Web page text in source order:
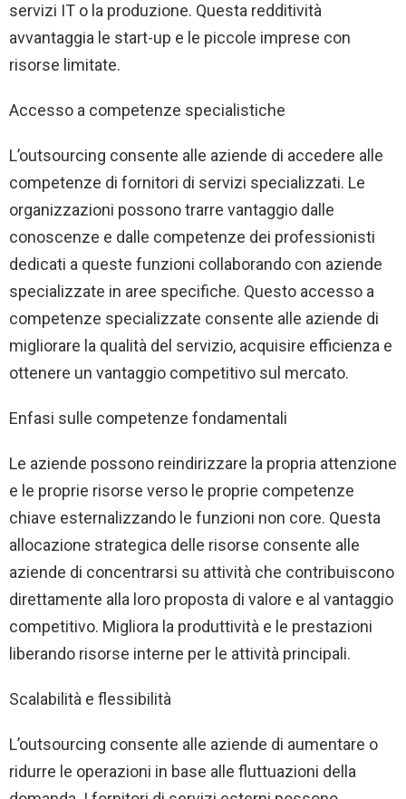
servizi IT o la produzione. Questa redditività
avvantaggia le start-up e le piccole imprese con
risorse limitate.
Accesso a competenze specialistiche
L’outsourcing consente alle aziende di accedere alle
competenze di fornitori di servizi specializzati. Le
organizzazioni possono trarre vantaggio dalle
conoscenze e dalle competenze dei professionisti
dedicati a queste funzioni collaborando con aziende
specializzate in aree specifiche. Questo accesso a
competenze specializzate consente alle aziende di
migliorare la qualità del servizio, acquisire efficienza e
ottenere un vantaggio competitivo sul mercato.
Enfasi sulle competenze fondamentali
Le aziende possono reindirizzare la propria attenzione
e le proprie risorse verso le proprie competenze
chiave esternalizzando le funzioni non core. Questa
allocazione strategica delle risorse consente alle
aziende di concentrarsi su attività che contribuiscono
direttamente alla loro proposta di valore e al vantaggio
competitivo. Migliora la produttività e le prestazioni
liberando risorse interne per le attività principali.
Scalabilità e flessibilità
L’outsourcing consente alle aziende di aumentare o
ridurre le operazioni in base alle fluttuazioni della